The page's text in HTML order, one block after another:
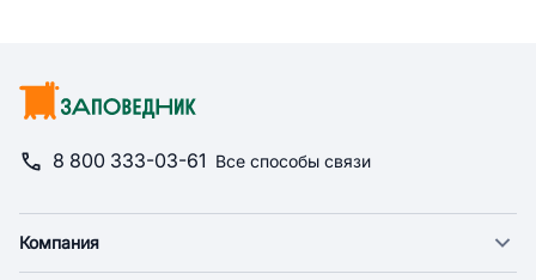
8 800 333-03-61 Все способы связи
Компания